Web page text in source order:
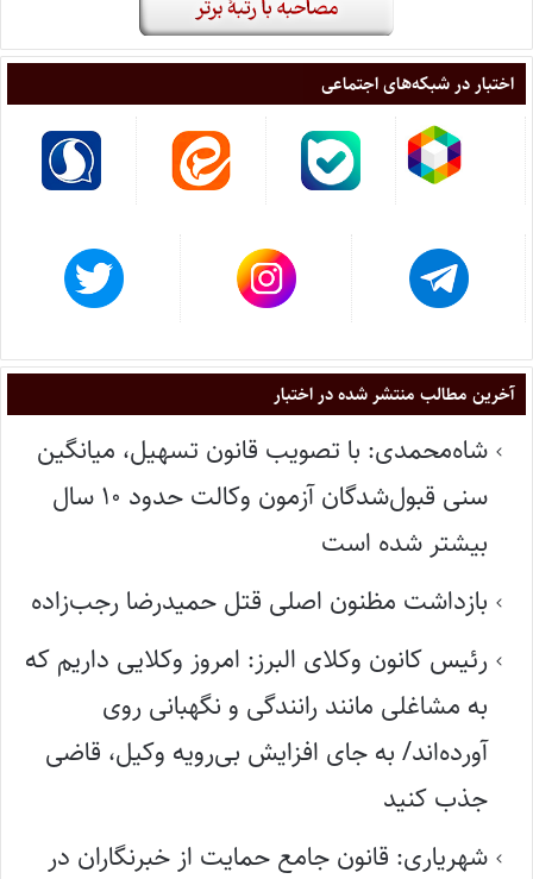
اختبار در شبکه‌های اجتماعی
آخرین مطالب منتشر شده در اختبار
شاه‌محمدی: با تصویب قانون تسهیل، میانگین
سنی قبول‌شدگان آزمون وکالت حدود ۱۰ سال
بیشتر شده است
بازداشت مظنون اصلی قتل حمیدرضا رجب‌زاده
رئیس کانون وکلای البرز: امروز وکلایی داریم که
به مشاغلی مانند رانندگی و نگهبانی روی
آورده‌اند/ به جای افزایش بی‌رویه وکیل، قاضی
جذب کنید
شهریاری: قانون جامع حمایت از خبرنگاران در